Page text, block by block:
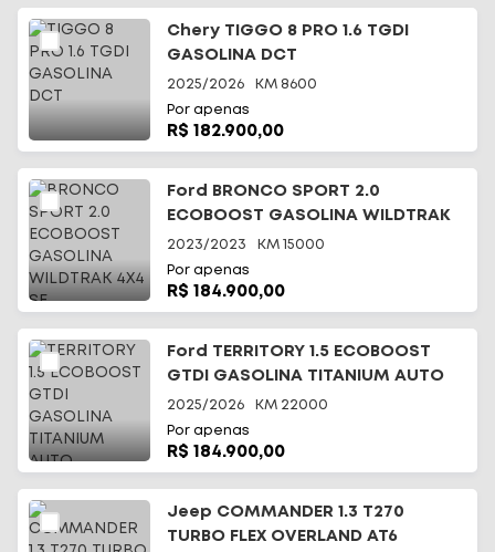
Chery TIGGO 8 PRO 1.6 TGDI
GASOLINA DCT
2025/2026 KM 8600
Por apenas
R$ 182.900,00
Ford BRONCO SPORT 2.0
ECOBOOST GASOLINA WILDTRAK
4X4 SE
2023/2023 KM 15000
Por apenas
R$ 184.900,00
Ford TERRITORY 1.5 ECOBOOST
GTDI GASOLINA TITANIUM AUTO
2025/2026 KM 22000
Por apenas
R$ 184.900,00
Jeep COMMANDER 1.3 T270
TURBO FLEX OVERLAND AT6